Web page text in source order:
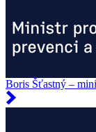
Boris Šťastný –